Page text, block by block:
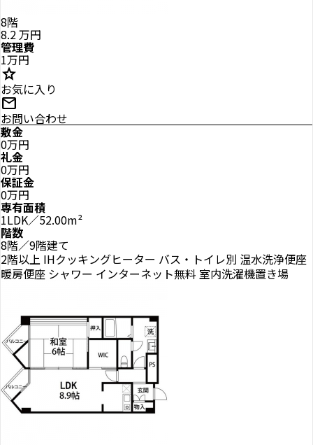
8階
8.2万円
管理費
1万円
star
お気に入り
mail
お問い合わせ
敷金
0万円
礼金
0万円
保証金
0万円
専有面積
1LDK／52.00m²
階数
8階／9階建て
2階以上 IHクッキングヒーター バス・トイレ別 温水洗浄便座
暖房便座 シャワー インターネット無料 室内洗濯機置き場